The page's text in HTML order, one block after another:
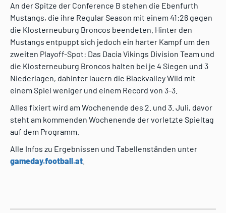
An der Spitze der Conference B stehen die Ebenfurth
Mustangs, die ihre Regular Season mit einem 41:26 gegen
die Klosterneuburg Broncos beendeten. Hinter den
Mustangs entpuppt sich jedoch ein harter Kampf um den
zweiten Playoff-Spot: Das Dacia Vikings Division Team und
die Klosterneuburg Broncos halten bei je 4 Siegen und 3
Niederlagen, dahinter lauern die Blackvalley Wild mit
einem Spiel weniger und einem Record von 3-3.
Alles fixiert wird am Wochenende des 2. und 3. Juli, davor
steht am kommenden Wochenende der vorletzte Spieltag
auf dem Programm.
Alle Infos zu Ergebnissen und Tabellenständen unter
gameday.football.at